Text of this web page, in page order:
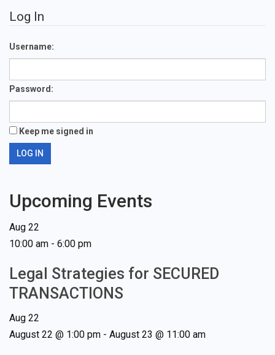
Log In
Username:
Password:
Keep me signed in
LOG IN
Upcoming Events
Aug 22
10:00 am - 6:00 pm
Legal Strategies for SECURED
TRANSACTIONS
Aug 22
August 22 @ 1:00 pm - August 23 @ 11:00 am